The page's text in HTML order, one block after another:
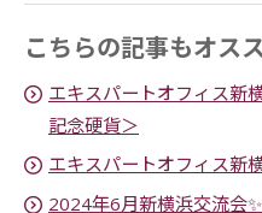
こちらの記事もオス
エキスパートオフィス
記念硬貨＞
エキスパートオフィス
2024年6月新横浜交流会